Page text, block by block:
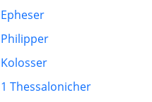
Epheser
Philipper
Kolosser
1 Thessalonicher